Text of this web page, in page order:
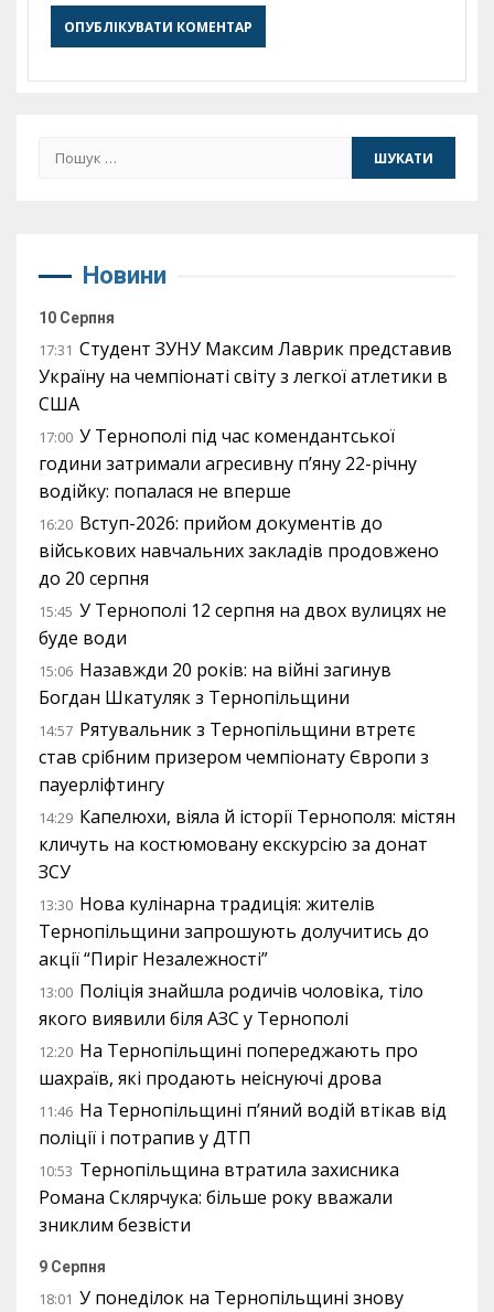
Пошук:
Новини
10 Серпня
17:31 Студент ЗУНУ Максим Лаврик представив
Україну на чемпіонаті світу з легкої атлетики в
США
17:00 У Тернополі під час комендантської
години затримали агресивну п’яну 22-річну
водійку: попалася не вперше
16:20 Вступ-2026: прийом документів до
військових навчальних закладів продовжено
до 20 серпня
15:45 У Тернополі 12 серпня на двох вулицях не
буде води
15:06 Назавжди 20 років: на війні загинув
Богдан Шкатуляк з Тернопільщини
14:57 Рятувальник з Тернопільщини втретє
став срібним призером чемпіонату Європи з
пауерліфтингу
14:29 Капелюхи, віяла й історії Тернополя: містян
кличуть на костюмовану екскурсію за донат
ЗСУ
13:30 Нова кулінарна традиція: жителів
Тернопільщини запрошують долучитись до
акції “Пиріг Незалежності”
13:00 Поліція знайшла родичів чоловіка, тіло
якого виявили біля АЗС у Тернополі
12:20 На Тернопільщині попереджають про
шахраїв, які продають неіснуючі дрова
11:46 На Тернопільщині п’яний водій втікав від
поліції і потрапив у ДТП
10:53 Тернопільщина втратила захисника
Романа Склярчука: більше року вважали
зниклим безвісти
9 Серпня
18:01 У понеділок на Тернопільщині знову